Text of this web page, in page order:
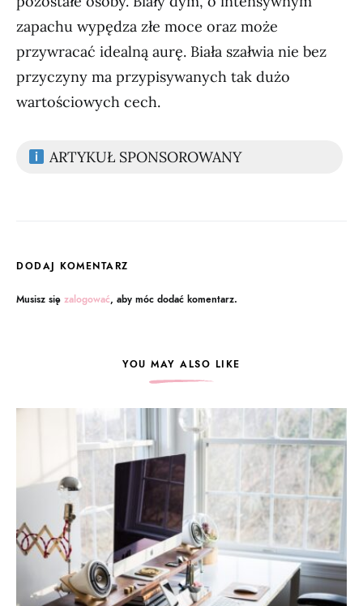
zapachu wypędza złe moce oraz może
przywracać idealną aurę. Biała szałwia nie bez
przyczyny ma przypisywanych tak dużo
wartościowych cech.
ARTYKUŁ SPONSOROWANY
DODAJ KOMENTARZ
Musisz się zalogować, aby móc dodać komentarz.
YOU MAY ALSO LIKE